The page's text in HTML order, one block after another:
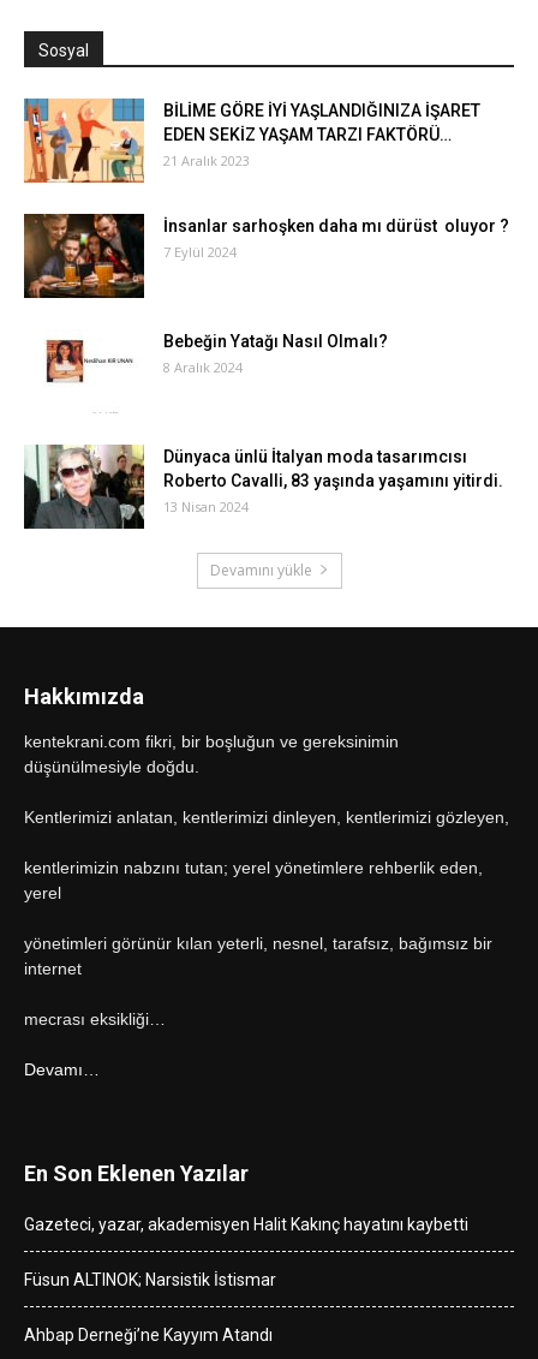
Sosyal
BİLİME GÖRE İYİ YAŞLANDIĞINIZA İŞARET
EDEN SEKİZ YAŞAM TARZI FAKTÖRÜ…
21 Aralık 2023
İnsanlar sarhoşken daha mı dürüst oluyor ?
7 Eylül 2024
Bebeğin Yatağı Nasıl Olmalı?
8 Aralık 2024
Dünyaca ünlü İtalyan moda tasarımcısı
Roberto Cavalli, 83 yaşında yaşamını yitirdi.
13 Nisan 2024
Devamını yükle
Hakkımızda
kentekrani.com fikri, bir boşluğun ve gereksinimin
düşünülmesiyle doğdu.
Kentlerimizi anlatan, kentlerimizi dinleyen, kentlerimizi gözleyen,
kentlerimizin nabzını tutan; yerel yönetimlere rehberlik eden,
yerel
yönetimleri görünür kılan yeterli, nesnel, tarafsız, bağımsız bir
internet
mecrası eksikliği…
Devamı…
En Son Eklenen Yazılar
Gazeteci, yazar, akademisyen Halit Kakınç hayatını kaybetti
Füsun ALTINOK; Narsistik İstismar
Ahbap Derneği’ne Kayyım Atandı